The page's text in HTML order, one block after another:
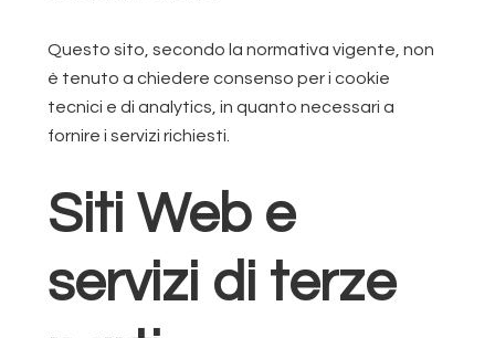
Questo sito, secondo la normativa vigente, non
è tenuto a chiedere consenso per i cookie
tecnici e di analytics, in quanto necessari a
fornire i servizi richiesti.
Siti Web e
servizi di terze